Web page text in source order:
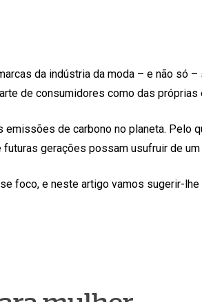
da indústria da moda – e não só
de consumidores como das próprias
de carbono no planeta. Pelo
gerações possam usufruir de um
foco, e neste artigo vamos sugerir-lhe